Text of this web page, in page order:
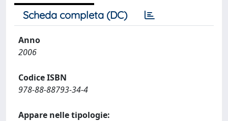
Scheda completa (DC)
Anno
2006
Codice ISBN
978-88-88793-34-4
Appare nelle tipologie: